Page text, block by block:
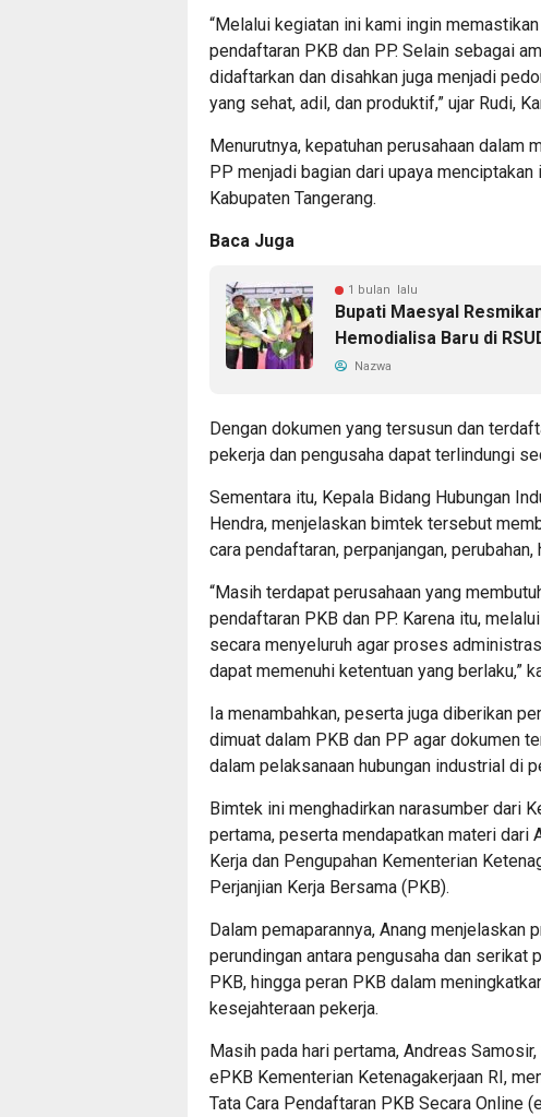
“Melalui kegiatan ini kami ingin
pendaftaran PKB dan PP. Selain sebagai
didaftarkan dan disahkan juga menjadi
yang sehat, adil, dan produktif,” ujar Rudi,
Menurutnya, kepatuhan perusahaan dalam
PP menjadi bagian dari upaya
Kabupaten Tangerang.
Baca Juga
1 bulan lalu
Bupati Maesyal
Hemodialisa Baru di
Nazwa
Dengan dokumen yang tersusun dan
pekerja dan pengusaha dapat terlindungi
Sementara itu, Kepala Bidang Hubungan
Hendra, menjelaskan bimtek tersebut
cara pendaftaran, perpanjangan,
“Masih terdapat perusahaan yang
pendaftaran PKB dan PP. Karena itu,
secara menyeluruh agar proses
dapat memenuhi ketentuan yang berlaku,”
Ia menambahkan, peserta juga diberikan
dimuat dalam PKB dan PP agar dokumen
dalam pelaksanaan hubungan industrial di
Bimtek ini menghadirkan narasumber dari
pertama, peserta mendapatkan materi dari
Kerja dan Pengupahan Kementerian
Perjanjian Kerja Bersama (PKB).
Dalam pemaparannya, Anang menjelaskan
perundingan antara pengusaha dan
PKB, hingga peran PKB dalam
kesejahteraan pekerja.
Masih pada hari pertama, Andreas
ePKB Kementerian Ketenagakerjaan RI,
Tata Cara Pendaftaran PKB Secara Online